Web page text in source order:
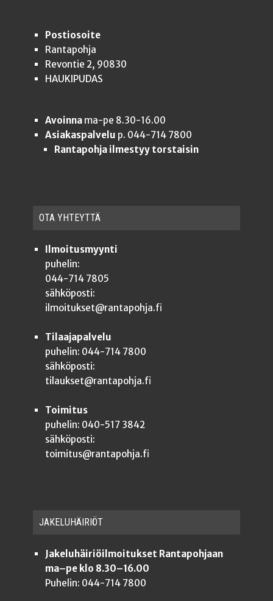
Postiosoite
Rantapohja
Revontie 2, 90830
HAUKIPUDAS
Avoinnama-pe 8.30-16.00
Asiakaspalvelu p. 044-714 7800
Rantapohja ilmestyy torstaisin
OTA YHTEYT­TÄ
Ilmoitusmyynti
puhelin:
044-714 7805
sähköposti:
ilmoitukset@rantapohja.fi
Tilaajapalvelu
puhelin: 044-714 7800
sähköposti:
tilaukset@rantapohja.fi
Toimitus
puhelin: 040-517 3842
sähköposti:
toimitus@rantapohja.fi
JAKE­LU­HÄI­RIÖT
Jakeluhäiriöilmoitukset Rantapohjaan
ma–pe klo 8.30–16.00
Puhelin: 044-714 7800